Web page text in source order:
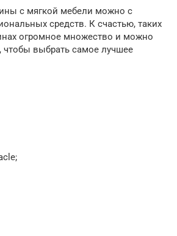
с мягкой мебели можно с
средств. К счастью, таких
огромное множество и можно
чтобы выбрать самое лучшее